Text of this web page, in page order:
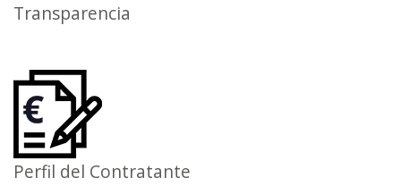
Transparencia
Perfil del Contratante